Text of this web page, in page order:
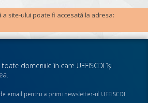
site-ului poate fi accesată la adresa:
domeniile în care UEFISCDI îşi
email pentru a primi newsletter-ul UEFISCDI